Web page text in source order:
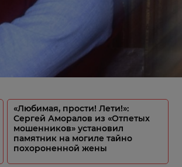
«Любимая, прости! Лети!»:
Сергей Аморалов из «Отпетых
мошенников» установил
памятник на могиле тайно
похороненной жены